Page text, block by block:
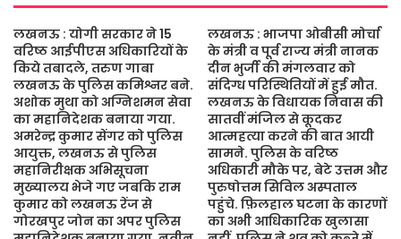
लखनऊ : योगी सरकार ने 15
वरिष्ठ आईपीएस अधिकारियों के
किये तबादले, तरुण गाबा
लखनऊ के पुलिस कमिश्नर बने.
अशोक मुथा को अग्निशमन सेवा
का महानिदेशक बनाया गया.
अमरेन्द्र कुमार सेंगर को पुलिस
आयुक्त, लखनऊ से पुलिस
महानिरीक्षक अभिसूचना
मुख्यालय भेजे गए जबकि राम
कुमार को लखनऊ रेंज से
गोरखपुर जोन का अपर पुलिस
लखनऊ : भाजपा ओबीसी मोर्चा
के मंत्री व पूर्व राज्य मंत्री नानक
दीन भुर्जी की मंगलवार को
संदिग्ध परिस्थितियों में हुई मौत.
लखनऊ के विधायक निवास की
सातवीं मंजिल से कूदकर
आत्महत्या करने की बात आयी
सामने. पुलिस के वरिष्ठ
अधिकारी मौके पर, बेटे उत्तम और
पुरुषोत्तम सिविल अस्पताल
पहुंचे. फ़िलहाल घटना के कारणों
का अभी आधिकारिक खुलासा